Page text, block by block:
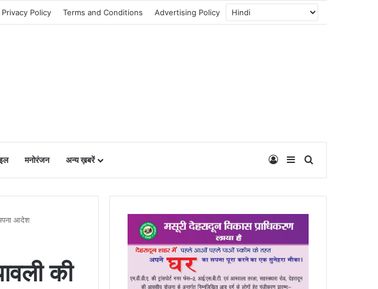
Privacy Policy Terms and Conditions Advertising Policy
मनोरंजन अन्य ख़बरें Log InSidebar
आदेश
की